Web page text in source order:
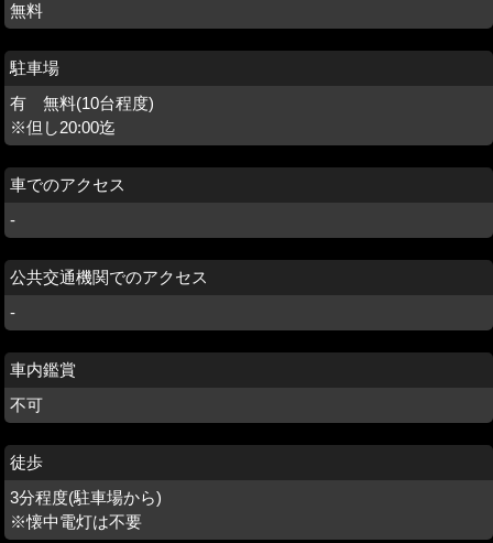
無料
駐車場
有 無料(10台程度)
※但し20:00迄
車でのアクセス
-
公共交通機関でのアクセス
-
車内鑑賞
不可
徒歩
3分程度(駐車場から)
※懐中電灯は不要